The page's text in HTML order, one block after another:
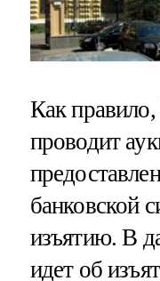
Как
проводит
банковской
изъятию. В
идет об